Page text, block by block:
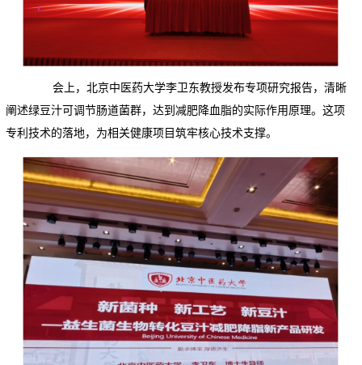
会上，北京中医药大学李卫东教授发布专项研究报告，清晰
阐述绿豆汁可调节肠道菌群，达到减肥降血脂的实际作用原理。这项
专利技术的落地，为相关健康项目筑牢核心技术支撑。